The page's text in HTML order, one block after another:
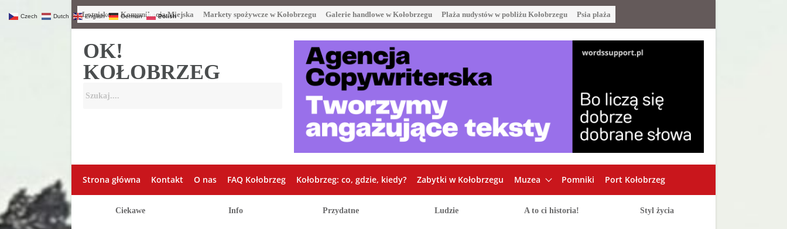
Lotnisko Komunikacja Miejska Markety spożywcze w Kołobrzegu Galerie handlowe w Kołobrzegu Plaża nudystów w pobliżu Kołobrzegu Psia plaża
OK!
KOŁOBRZEG
Strona główna Kontakt O nas FAQ Kołobrzeg Kołobrzeg: co, gdzie, kiedy? Zabytki w Kołobrzegu Muzea Pomniki Port Kołobrzeg
Ciekawe Info Przydatne Ludzie A to ci historia! Styl życia
Czech Dutch English German Polish